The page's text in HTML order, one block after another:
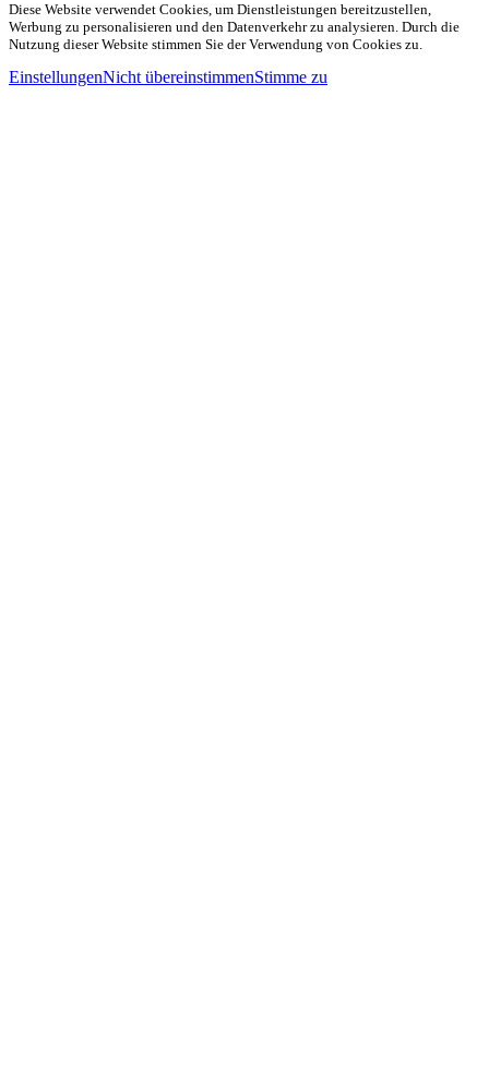
Diese Website verwendet Cookies, um Dienstleistungen bereitzustellen,
Werbung zu personalisieren und den Datenverkehr zu analysieren. Durch die
Nutzung dieser Website stimmen Sie der Verwendung von Cookies zu.
EinstellungenNicht übereinstimmenStimme zu